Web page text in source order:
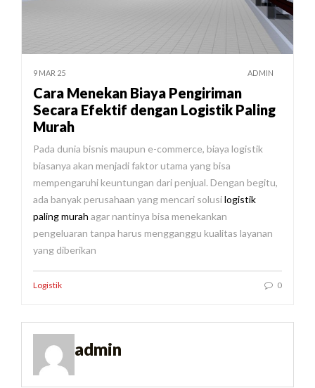
9 MAR 25 ADMIN
Cara Menekan Biaya Pengiriman
Secara Efektif dengan Logistik Paling
Murah
Pada dunia bisnis maupun e-commerce, biaya logistik
biasanya akan menjadi faktor utama yang bisa
mempengaruhi keuntungan dari penjual. Dengan begitu,
ada banyak perusahaan yang mencari solusilogistik
paling murah agar nantinya bisa menekankan
pengeluaran tanpa harus mengganggu kualitas layanan
yang diberikan
Logistik 0
admin